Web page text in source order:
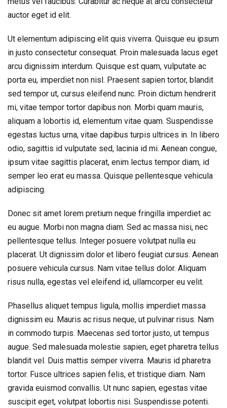
auctor eget id elit.
Ut elementum adipiscing elit quis viverra. Quisque eu ipsum
in justo consectetur consequat. Proin malesuada lacus eget
arcu dignissim interdum. Quisque est quam, vulputate ac
porta eu, imperdiet non nisl. Praesent sapien tortor, blandit
sed tempor ut, cursus eleifend nunc. Proin dictum hendrerit
mi, vitae tempor tortor dapibus non. Morbi quam mauris,
aliquam a lobortis id, elementum vitae quam. Suspendisse
egestas luctus urna, vitae dapibus turpis ultrices in. In libero
odio, sagittis id vulputate sed, lacinia id mi. Aenean congue,
ipsum vitae sagittis placerat, enim lectus tempor diam, id
semper leo erat eu massa. Quisque pellentesque vehicula
adipiscing.
Donec sit amet lorem pretium neque fringilla imperdiet ac
eu augue. Morbi non magna diam. Sed ac massa nisi, nec
pellentesque tellus. Integer posuere volutpat nulla eu
placerat. Ut dignissim dolor et libero feugiat cursus. Aenean
posuere vehicula cursus. Nam vitae tellus dolor. Aliquam
risus nulla, egestas vel eleifend id, ullamcorper eu velit.
Phasellus aliquet tempus ligula, mollis imperdiet massa
dignissim eu. Mauris ac risus neque, ut pulvinar risus. Nam
in commodo turpis. Maecenas sed tortor justo, ut tempus
augue. Sed malesuada molestie sapien, eget pharetra tellus
blandit vel. Duis mattis semper viverra. Mauris id pharetra
tortor. Fusce ultrices sapien felis, et tristique diam. Nam
gravida euismod convallis. Ut nunc sapien, egestas vitae
suscipit eget, volutpat lobortis nisi. Suspendisse potenti.